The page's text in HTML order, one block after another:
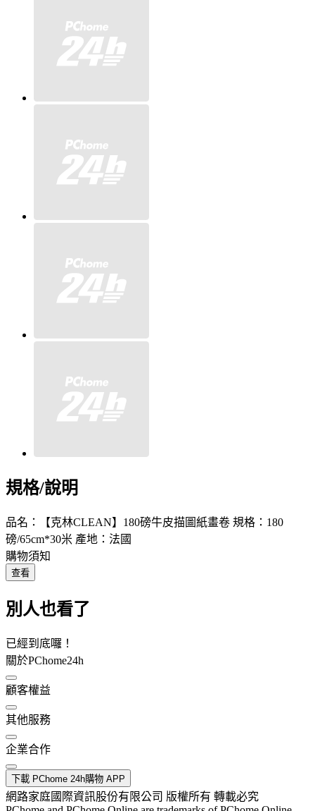
規格/說明
品名：【克林CLEAN】180磅牛皮描圖紙畫卷 規格：180
磅/65cm*30米 產地：法國
購物須知
查看
別人也看了
已經到底囉！
關於PChome24h
顧客權益
其他服務
企業合作
下載 PChome 24h購物 APP
網路家庭國際資訊股份有限公司 版權所有 轉載必究